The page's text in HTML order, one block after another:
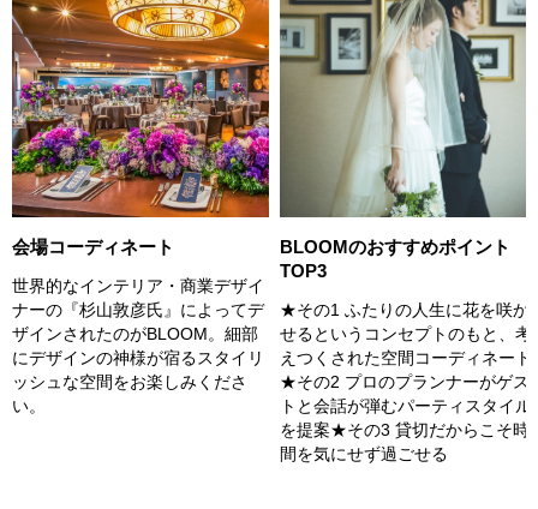
会場コーディネート
世界的なインテリア・商業デザイ
ナーの『杉山敦彦氏』によってデ
ザインされたのがBLOOM。細部
にデザインの神様が宿るスタイリ
ッシュな空間をお楽しみくださ
い。
BLOOMのおすすめポイント
TOP3
★その1 ふたりの人生に花を咲か
せるというコンセプトのもと、考
えつくされた空間コーディネート
★その2 プロのプランナーがゲス
トと会話が弾むパーティスタイル
を提案★その3 貸切だからこそ時
間を気にせず過ごせる